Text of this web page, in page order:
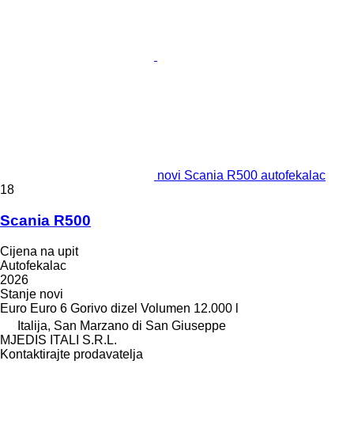
novi Scania R500 autofekalac
18
Scania R500
Cijena na upit
Autofekalac
2026
Stanje novi
Euro Euro 6 Gorivo dizel Volumen 12.000 l
Italija, San Marzano di San Giuseppe
MJEDIS ITALI S.R.L.
Kontaktirajte prodavatelja